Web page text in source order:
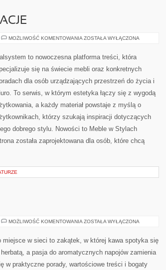
MOŻLIWOŚĆ KOMENTOWANIA INSPIRACJE
ZOSTAŁA WYŁĄCZONA
to nowoczesna platforma treści, która
się na świecie mebli oraz konkretnych
dla osób urządzających przestrzeń do życia i
To serwis, w którym estetyka łączy się z wygodą
a każdy materiał powstaje z myślą o
którzy szukają inspiracji dotyczących
dobrego stylu. Nowości to Meble w Stylach
została zaprojektowana dla osób, które chcą
MOŻLIWOŚĆ KOMENTOWANIA PRZEPISY
ZOSTAŁA WYŁĄCZONA
miejsce w sieci to zakątek, w której kawa spotyka się
a pasja do aromatycznych napojów zamienia
w praktyczne porady, wartościowe treści i bogaty